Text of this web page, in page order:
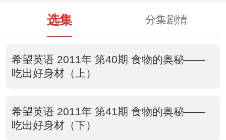
选集 分集剧情
希望英语 2011年 第40期 食物的奥秘——
吃出好身材（上）
希望英语 2011年 第41期 食物的奥秘——
吃出好身材（下）